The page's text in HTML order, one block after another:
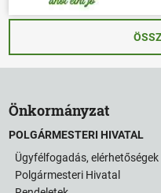
Önkormányzat
POLGÁRMESTERI HIVATAL
Ügyfélfogadás, elérhetőségek
Polgármesteri Hivatal